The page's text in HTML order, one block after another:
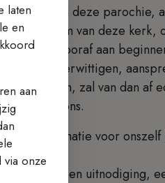
worden van deze parochie,
u op 15 km van deze kerk,
van vooraf aan
we u ook verwittigen,
inschrijven, zal van dan af
ook van ons.
uw informatie voor
dit maar als een uitnodiging,
laten
en
aan
via onze